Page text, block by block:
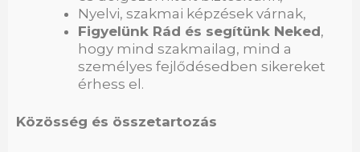
Nyelvi, szakmai képzések várnak,
Figyelünk Rád és segítünk Neked,
hogy mind szakmailag, mind a
személyes fejlődésedben sikereket
érhess el.
Közösség és összetartozás